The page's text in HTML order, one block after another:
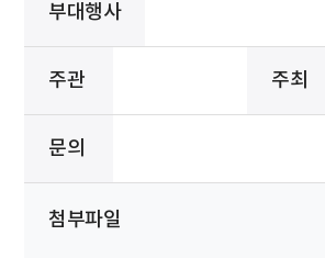
부대행사
주관 주최
문의
첨부파일